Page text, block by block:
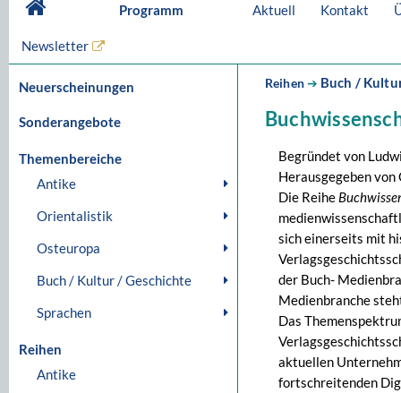
Programm Aktuell Kontakt
Newsletter
Neuerscheinungen
Sonderangebote
Themenbereiche
Antike
Orientalistik
Osteuropa
Buch / Kultur / Geschichte
Sprachen
Reihen
Antike
Reihen➔ Buch /
Begründet von
Herausgegeben
Die Reihe
sich einerseits mit
der Buch-
Medienbranche
Das
aktuellen
fortschreitenden